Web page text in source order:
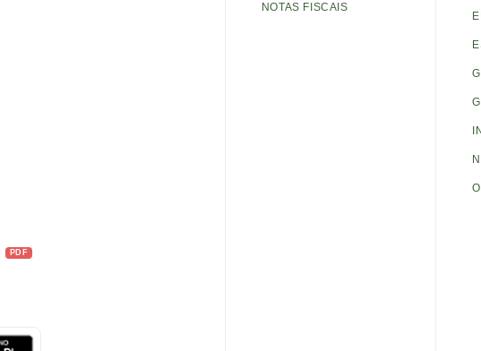
PDF
NOTAS FISCAIS